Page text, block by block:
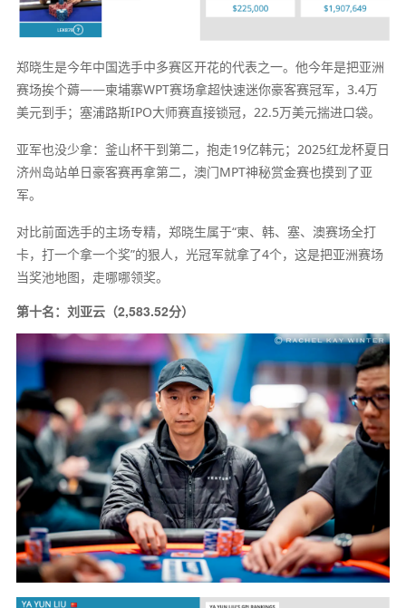
郑晓生是今年中国选手中多赛区开花的代表之一。他今年是把亚洲
赛场挨个薅——柬埔寨WPT赛场拿超快速迷你豪客赛冠军，3.4万
美元到手；塞浦路斯IPO大师赛直接锁冠，22.5万美元揣进口袋。
亚军也没少拿：釜山杯干到第二，抱走19亿韩元；2025红龙杯夏日
济州岛站单日豪客赛再拿第二，澳门MPT神秘赏金赛也摸到了亚
军。
对比前面选手的主场专精，郑晓生属于“柬、韩、塞、澳赛场全打
卡，打一个拿一个奖”的狠人，光冠军就拿了4个，这是把亚洲赛场
当奖池地图，走哪哪领奖。
第十名：刘亚云（2,583.52分）